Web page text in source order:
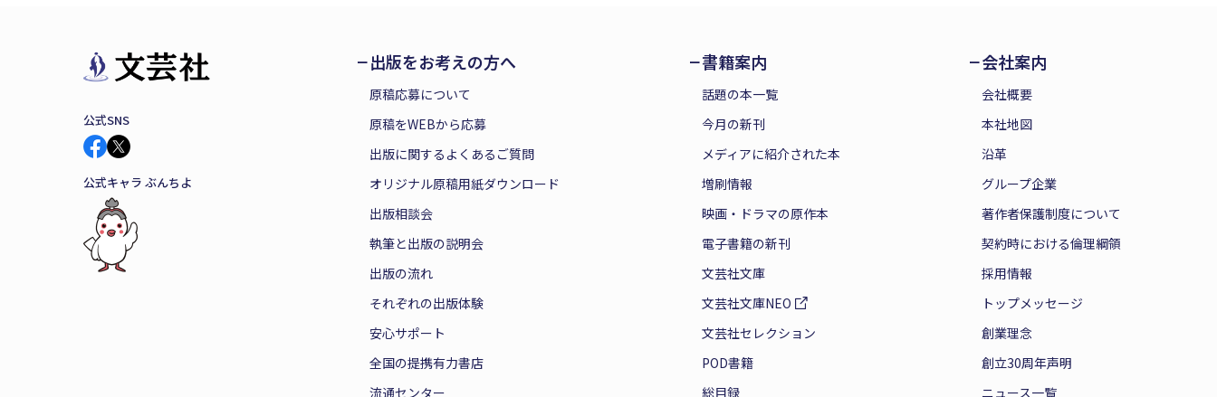
公式SNS
公式キャラ ぶんちよ
出版をお考えの方へ
原稿応募について
原稿をWEBから応募
出版に関するよくあるご質問
オリジナル原稿用紙ダウンロード
出版相談会
執筆と出版の説明会
出版の流れ
それぞれの出版体験
安心サポート
全国の提携有力書店
流通センター
書籍案内
話題の本一覧
今月の新刊
メディアに紹介された本
増刷情報
映画・ドラマの原作本
電子書籍の新刊
文芸社文庫
文芸社文庫NEO
文芸社セレクション
POD書籍
総目録
会社案内
会社概要
本社地図
沿革
グループ企業
著作者保護制度について
契約時における倫理綱領
採用情報
トップメッセージ
創業理念
創立30周年声明
ニュース一覧